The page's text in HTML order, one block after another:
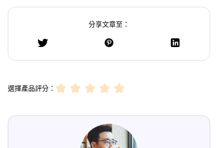
分享文章至：
選擇產品評分：